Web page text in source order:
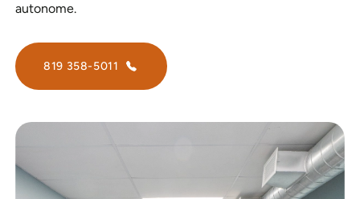
autonome.
819 358-5011